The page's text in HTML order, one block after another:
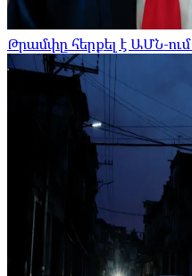
Թրամփը հերքել է ԱՄՆ-